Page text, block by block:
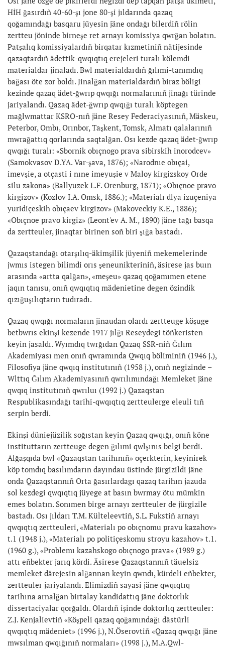
HİH ğasırdıñ 40-60-şı jone 80-şi jıldarında qazaq
qoğamındağı basqaru jüyesin jäne ondağı bilerdiñ rölin
zertteu jöninde birneşe ret arnayı komissiya qwrğan bolatın.
Patşalıq komissiyalardıñ birqatar kızmetiniñ nätijesinde
qazaqtardıñ ädettik-qwqıqtıq erejeleri turalı kölemdi
materialdar jinaladı. Bwl materialdardıñ ğılımi-tanımdıq
bağası öte zor boldı. Jinalğan materialdardıñ biraz böligi
kezinde qazaq ädet-ğwrıp qwqığı normalarınıñ jinağı türinde
jariyalandı. Qazaq ädet-ğwrıp qwqığı turalı köptegen
mağlwmattar KSRO-nıñ jäne Resey Federaciyasınıñ, Mäskeu,
Peterbor, Ombı, Orınbor, Taşkent, Tomsk, Almatı qalalarınıñ
mwrağattıq qorlarında saqtalğan. Osı kezde qazaq ädet-ğwrıp
qwqığı turalı: «Sbornik obıçnogo prava sibirskih inorodcev»
(Samokvasov D.YA. Var-şava, 1876); «Narodnıe obıçai,
imevşie, a otçasti i nıne imeyuşie v Maloy kirgizskoy Orde
silu zakona» (Ballyuzek L.F. Orenburg, 1871); «Obıçnoe pravo
kirgizov» (Kozlov I.A. Omsk, 1886.); «Materialı dlya izuçeniya
yuridiçeskih obıçaev kirgizov» (Makoveckiy K.E., 1886);
«Obıçnoe pravo kirgiz» (Leont'ev A. M., 1890) jäne tağı basqa
da zertteuler, jinaqtar birinen soñ biri şığa bastadı.
Qazaqstandağı otarşılıq-äkimşilik jüyeniñ mekemelerinde
jwmıs istegen bilimdi orıs şeneunikteriniñ, äsirese jas buın
arasında «artta qalğan», «meşeu» qazaq qoğamımen etene
jaqın tanısu, onıñ qwqıqtıq mädenietine degen özindik
qızığuşılıqtarın tudıradı.
Qazaq qwqığı normaların jinaudan olardı zertteuge köşuge
betbwrıs ekinşi kezende 1917 jılğı Reseydegi töñkeristen
keyin jasaldı. Wyımdıq twrğıdan Qazaq SSR-niñ Ğılım
Akademiyası men onıñ qwramında Qwqıq böliminiñ (1946 j.),
Filosofiya jäne qwqıq institutınıñ (1958 j.), onıñ negizinde –
Wlttıq Ğılım Akademiyasınıñ qwrılımındağı Memleket jäne
qwqıq institutınıñ qwrıluı (1992 j.) Qazaqstan
Respublikasındağı tarihi-qwqıqtıq zertteulerge eleuli tıñ
serpin berdi.
Ekinşi düniejüzilik soğıstan keyin Qazaq qwqığı, onıñ köne
instituttarın zertteuge degen ğılımi qwlşınıs belgi berdi.
Alğaşqıda bwl «Qazaqstan tarihınıñ» oçerkterin, keyinirek
köp tomdıq basılımdarın dayındau üstinde jürgizildi jäne
onda Qazaqstannıñ Orta ğasırlardagı qazaq tarihın jazuda
sol kezdegi qwqıqtıq jüyege at basın bwrmay ötu mümkin
emes bolatın. Sonımen birge arnayı zertteuler de jürgizile
bastadı. Osı jıldarı T.M. Külteleevtiñ, S.L. Fukstiñ arnayı
qwqıqtıq zertteuleri, «Materialı po obıçnomu pravu kazahov»
t.1 (1948 j.), «Materialı po politiçeskomu stroyu kazahov» t.1.
(1960 g.), «Problemı kazahskogo obıçnogo prava» (1989 g.)
attı eñbekter jarıq kördi. Äsirese Qazaqstannıñ täuelsiz
memleket därejesin alğannan keyin qwndı, kürdeli eñbekter,
zertteuler jariyalandı. Elimizdiñ sayasi jäne qwqıqtıq
tarihına arnalğan birtalay kandidattıq jäne doktorlık
dissertaciyalar qorğaldı. Olardıñ işinde doktorlıq zertteuler:
Z.J. Kenjalievtiñ «Köşpeli qazaq qoğamındağı dästürli
qwqıqtıq mädeniet» (1996 j.), N.Öserovtiñ «Qazaq qwqığı jäne
mwsılman qwqığınıñ normaları» (1998 j.), M.A.Qwl-